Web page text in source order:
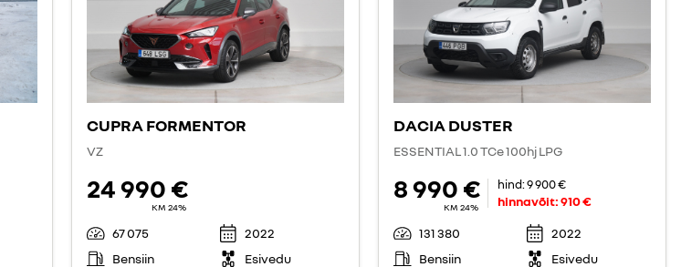
CUPRA FORMENTOR
VZ
24 990 €
KM 24%
67 075
2022
Bensiin
Esivedu
DACIA DUSTER
ESSENTIAL 1.0 TCe 100hj LPG
8 990 €
KM 24%
hind:9 900 €
hinnavõit:910 €
131 380
2022
Bensiin
Esivedu